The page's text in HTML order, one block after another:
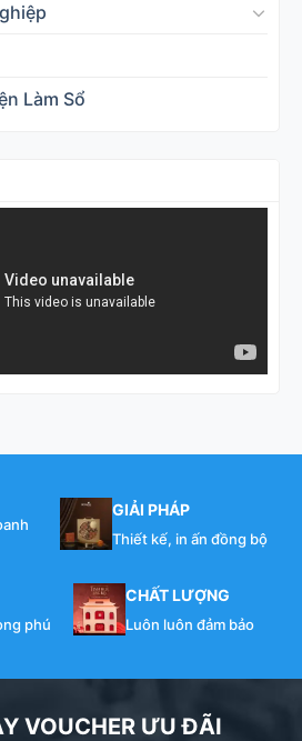
Làm Sổ
GIẢI PHÁP
Thiết kế, in ấn đồng bộ
phú
CHẤT LƯỢNG
Luôn luôn đảm bảo
VOUCHER ƯU ĐÃI